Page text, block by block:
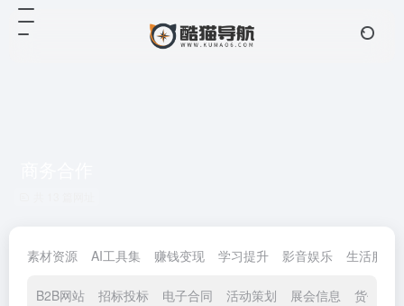
素材资源 AI工具集 赚钱变现 学习提升 影音娱乐 生活服务
B2B网站 招标投标 电子合同 活动策划 展会信息 货代物流